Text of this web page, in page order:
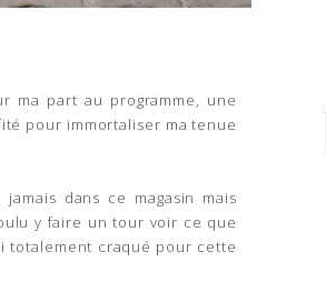
ma part au programme, une
pour immortaliser ma tenue
dans ce magasin mais
y faire un tour voir ce que
totalement craqué pour cette